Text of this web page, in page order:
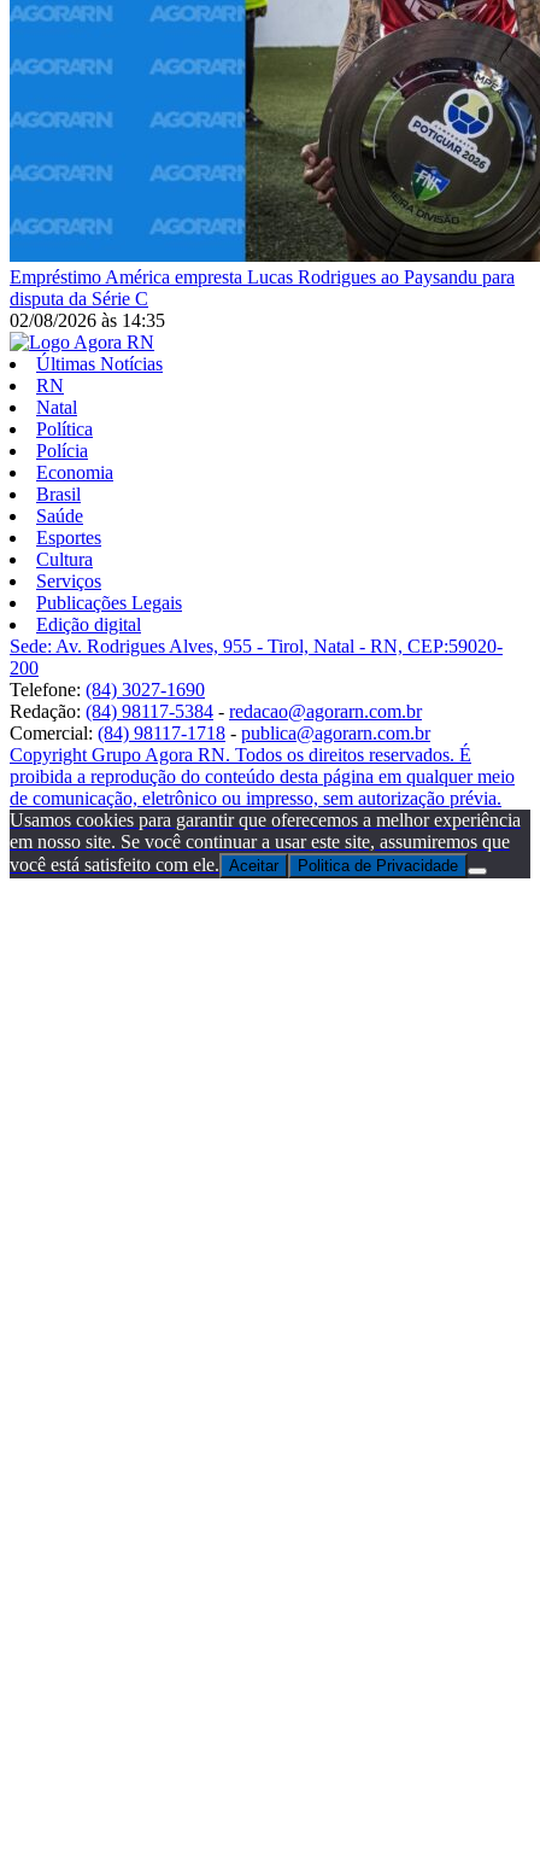
Empréstimo América empresta Lucas Rodrigues ao Paysandu para
disputa da Série C
02/08/2026 às 14:35
Últimas Notícias
RN
Natal
Política
Polícia
Economia
Brasil
Saúde
Esportes
Cultura
Serviços
Publicações Legais
Edição digital
Sede: Av. Rodrigues Alves, 955 - Tirol, Natal - RN, CEP:59020-
200
Telefone: (84) 3027-1690
Redação: (84) 98117-5384 - redacao@agorarn.com.br
Comercial: (84) 98117-1718 - publica@agorarn.com.br
Copyright Grupo Agora RN. Todos os direitos reservados. É
proibida a reprodução do conteúdo desta página em qualquer meio
de comunicação, eletrônico ou impresso, sem autorização prévia.
Usamos cookies para garantir que oferecemos a melhor experiência
em nosso site. Se você continuar a usar este site, assumiremos que
você está satisfeito com ele. Aceitar Politica de Privacidade